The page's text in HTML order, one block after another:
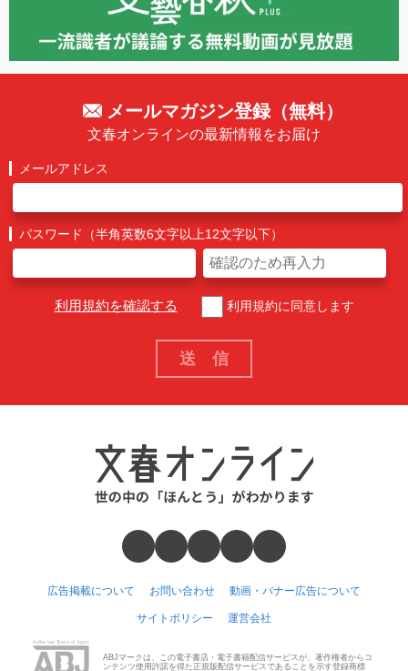
メールマガジン登録（無料）
文春オンラインの最新情報をお届け
メールアドレス
パスワード（半角英数6文字以上12文字以下）
利用規約を確認する 利用規約に同意します
広告掲載について お問い合わせ 動画・バナー広告について
サイトポリシー 運営会社
ABJマークは、この電子書店・電子書籍配信サービスが、著作権者からコ
ンテンツ使用許諾を得た正規版配信サービスであることを示す登録商標